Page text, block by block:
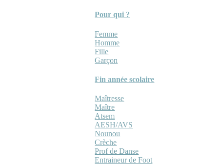
Pour qui ?
Femme
Homme
Fille
Garçon
Fin année scolaire
Maîtresse
Maître
Atsem
AESH/AVS
Nounou
Crèche
Prof de Danse
Entraineur de Foot